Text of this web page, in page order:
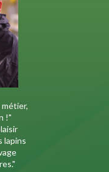
métier,
!"
lapins